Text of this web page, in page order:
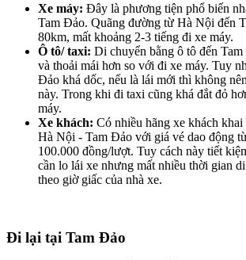
Xe máy: Đây là phương tiện phổ biến
Tam Đảo. Quãng đường từ Hà Nội đến
80km, mất khoảng 2-3 tiếng đi xe máy.
Ô tô/ taxi: Di chuyển bằng ô tô đến
và thoải mái hơn so với đi xe máy. Tuy
Đảo khá dốc, nếu là lái mới thì không
này. Trong khi đi taxi cũng khá đắt đỏ
máy.
Xe khách: Có nhiều hãng xe khách
Hà Nội - Tam Đảo với giá vé dao động
100.000 đồng/lượt. Tuy cách này tiết
cần lo lái xe nhưng mất nhiều thời gian
theo giờ giấc của nhà xe.
Đi lại tại Tam Đảo